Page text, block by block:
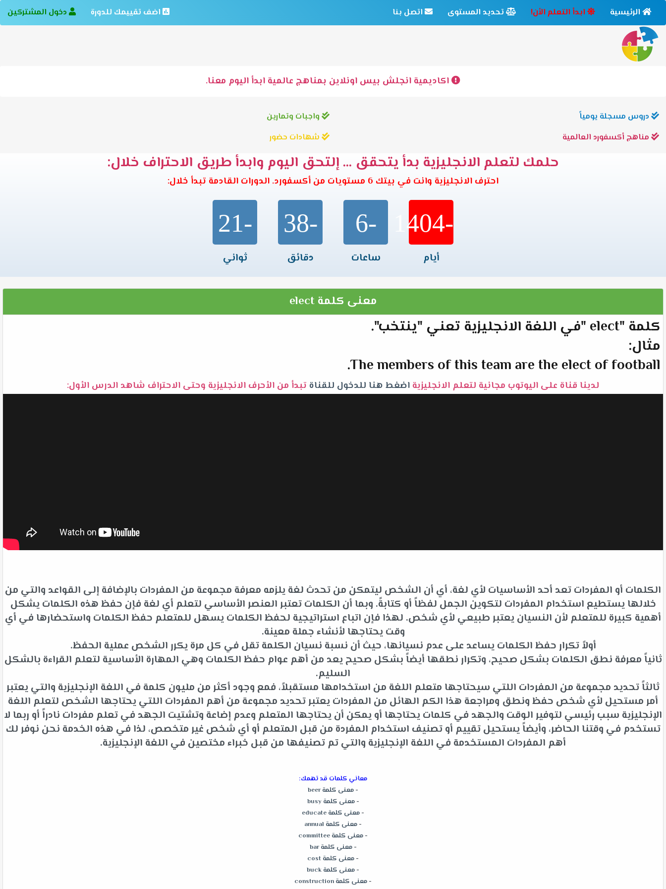
الرئيسية ابدأ التعلم الأن! تحديد المستوى اتصل بنا اضف تقييمك للدورة دخول المشتركين
اكاديمية انجلش بيس اونلاين بمناهج عالمية ابدأ اليوم معنا.
دروس مسجلة يومياً
واجبات وتمارين
مناهج أكسفورد العالمية
شهادات حضور
حلمك لتعلم الانجليزية بدأ يتحقق ... إلتحق اليوم وابدأ طريق الاحتراف خلال:
احترف الانجليزية وانت في بيتك 6 مستويات من أكسفورد. الدورات القادمة تبدأ خلال:
-1404
أيام
-6
ساعات
-38
دقائق
-21
ثواني
معنى كلمة elect
كلمة "elect "في اللغة الانجليزية تعني "ينتخب".
مثال:
The members of this team are the elect of football.
لدينا قناة على اليوتوب مجانية لتعلم الانجليزيةاضغط هنا للدخول للقناة تبدأ من الأحرف الانجليزية وحتى الاحتراف شاهد الدرس الأول:
الكلمات أو المفردات تعد أحد الأساسيات لأي لغة، أي أن الشخص ليتمكن من تحدث لغة يلزمه معرفة مجموعة من المفردات بالإضافة إلى القواعد والتي من
خلالها يستطيع استخدام المفردات لتكوين الجمل لفظاً أو كتابةً. وبما أن الكلمات تعتبر العنصر الأساسي لتعلم أي لغة فإن حفظ هذه الكلمات يشكل
أهمية كبيرة للمتعلم لأن النسيان يعتبر طبيعي لأي شخص. لهذا فإن اتباع استراتيجية لحفظ الكلمات يسهل للمتعلم حفظ الكلمات واستحضارها في أي
وقت يحتاجها لأنشاء جملة معينة.
أولاً تكرار حفظ الكلمات يساعد على عدم نسيانها، حيث أن نسبة نسيان الكلمة تقل في كل مرة يكرر الشخص عملية الحفظ.
ثانياً معرفة نطق الكلمات بشكل صحيح، وتكرار نطقها أيضاً بشكل صحيح يعد من أهم عوام حفظ الكلمات وهي المهارة الأساسية لتعلم القراءة بالشكل
السليم.
ثالثاً تحديد مجموعة من المفردات اللتي سيحتاجها متعلم اللغة من استخدامها مستقبلاً، فمع وجود أكثر من مليون كلمة في اللغة الإنجليزية والتي يعتبر
أمر مستحيل لأي شخص حفظ ونطق ومراجعة هذا الكم الهائل من المفردات يعتبر تحديد مجموعة من أهم المفردات اللتي يحتاجها الشخص لتعلم اللغة
الإنجليزية سبب رئيسي لتوفير الوقت والجهد في كلمات يحتاجها أو يمكن أن يحتاجها المتعلم وعدم إضاعة وتشتيت الجهد في تعلم مفردات نادراً أو ربما لا
تستخدم في وقتنا الحاضر، وأيضاً يستحيل تقييم أو تصنيف استخدام المفردة من قبل المتعلم أو أي شخص غير متخصص، لذا في هذه الخدمة نحن نوفر لك
أهم المفردات المستخدمة في اللغة الإنجليزية والتي تم تصنيفها من قبل خبراء مختصين في اللغة الإنجليزية.
معاني كلمات قد تهمك:
- معنى كلمة beer
-معنى كلمة busy
- معنى كلمة educate
- معنى كلمة annual
- معنى كلمة committee
-معنى كلمة bar
- معنى كلمة cost
- معنى كلمة buck
- معنى كلمة construction